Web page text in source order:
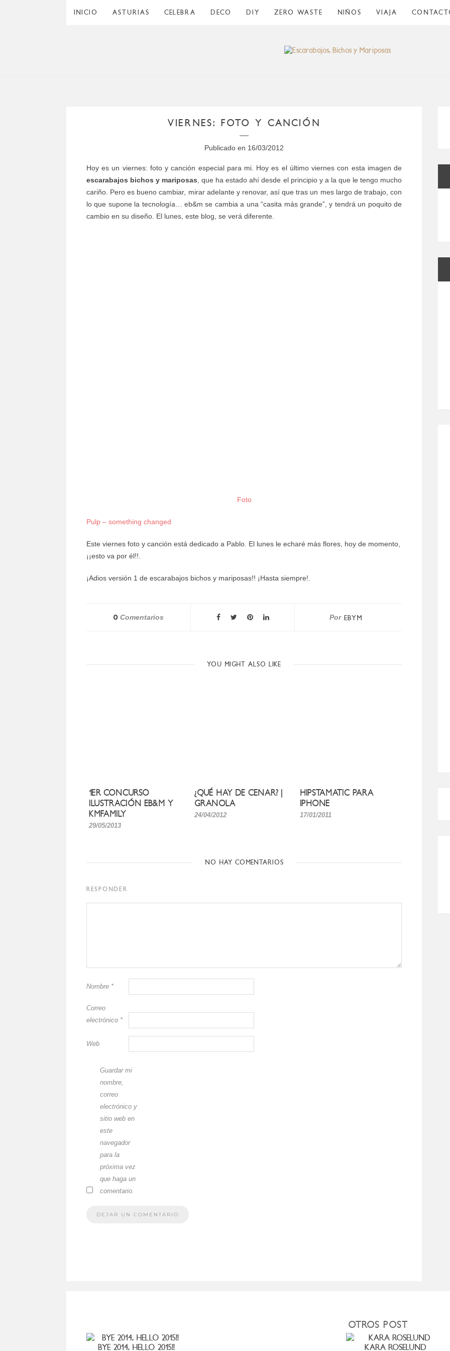
INICIO ASTURIAS CELEBRA DECO DIY ZERO WASTE NIÑOS VIAJA
VIERNES: FOTO Y CANCIÓN
Publicado en 16/03/2012
Hoy es un viernes: foto y canción especial para mi. Hoy es el último viernes con esta imagen de
escarabajos bichos y mariposas , que ha estado ahí desde el principio y a la que le tengo mucho
cariño. Pero es bueno cambiar, mirar adelante y renovar, así que tras un mes largo de trabajo, con
lo que supone la tecnología… eb&m se cambia a una “casita más grande”, y tendrá un poquito de
cambio en su diseño. El lunes, este blog, se verá diferente.
Foto
Pulp – something changed
Este viernes foto y canción está dedicado a Pablo. El lunes le echaré más flores, hoy de momento,
¡¡esto va por él!!.
¡Adios versión 1 de escarabajos bichos y mariposas!! ¡Hasta siempre!.
0 Comentarios Por EBYM
YOU MIGHT ALSO LIKE
1ER CONCURSO
ILUSTRACIÓN EB&M Y
KMFAMILY
29/05/2013
¿QUÉ HAY DE CENAR? |
GRANOLA
24/04/2012
HIPSTAMATIC PARA
IPHONE
17/01/2011
NO HAY COMENTARIOS
RESPONDER
Nombre *
Correo
electrónico *
Web
Guardar mi
nombre,
correo
electrónico y
sitio web en
este
navegador
para la
próxima vez
que haga un
comentario.
OTROS POST
BYE 2014, HELLO 2015!! KARA ROSELUND